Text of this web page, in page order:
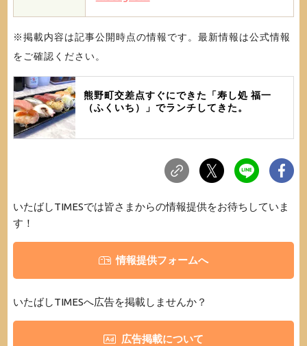
※掲載内容は記事公開時点の情報です。最新情報は公式情報
をご確認ください。
熊野町交差点すぐにできた「寿し処 福一
（ふくいち）」でランチしてきた。
いたばしTIMESでは皆さまからの情報提供をお待ちしていま
す！
情報提供フォームへ
いたばしTIMESへ広告を掲載しませんか？
広告掲載について